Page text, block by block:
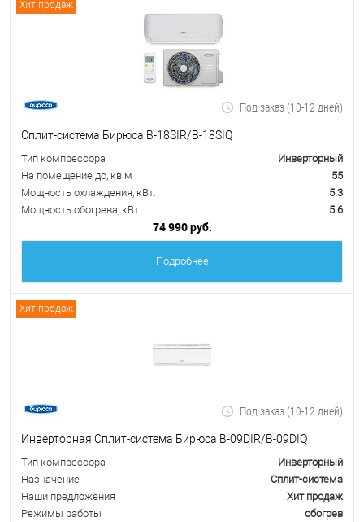
Хит продаж
Под заказ (10-12 дней)
Сплит-система Бирюса B-18SIR/B-18SIQ
Тип компрессора
Инверторный
На помещение до, кв.м
55
Мощность охлаждения, кВт:
5.3
Мощность обогрева, кВт:
5.6
74 990 руб.
Подробнее
Хит продаж
Под заказ (10-12 дней)
Инверторная Сплит-система Бирюса B-09DIR/B-09DIQ
Тип компрессора
Инверторный
Назначение
Сплит-система
Наши предложения
Хит продаж
Режимы работы
обогрев